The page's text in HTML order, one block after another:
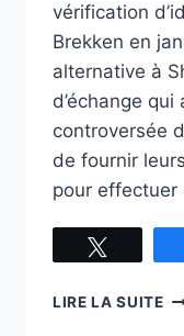
vérification
Brekken en
alternative à
d’échange
controversée
de fournir
pour
LIRE LA SUITE